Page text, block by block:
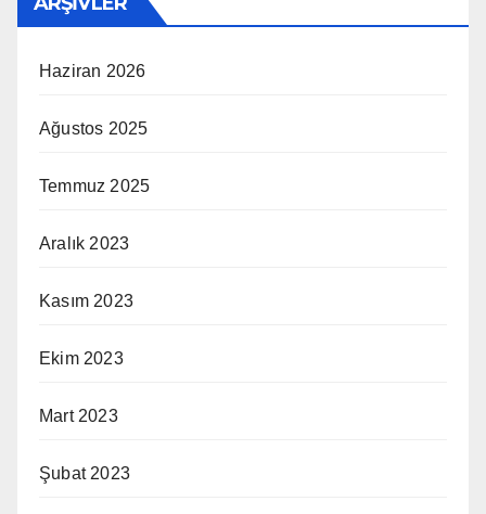
Haziran 2026
Ağustos 2025
Temmuz 2025
Aralık 2023
Kasım 2023
Ekim 2023
Mart 2023
Şubat 2023